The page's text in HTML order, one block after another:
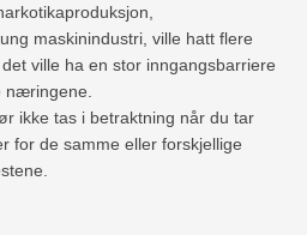
maskinindustri, ville hatt flere
ville ha en stor inngangsbarriere
næringene.
ikke tas i betraktning når du tar
for de samme eller forskjellige